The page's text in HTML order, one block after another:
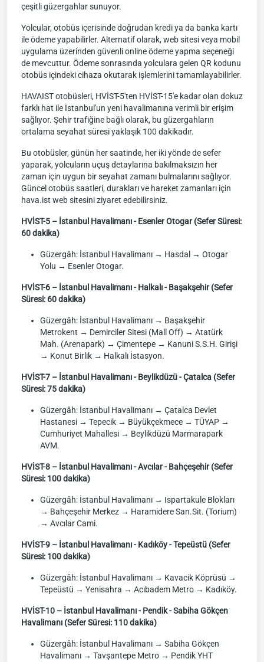
çeşitli güzergahlar sunuyor.
Yolcular, otobüs içerisinde doğrudan kredi ya da banka kartı
ile ödeme yapabilirler. Alternatif olarak, web sitesi veya mobil
uygulama üzerinden güvenli online ödeme yapma seçeneği
de mevcuttur. Ödeme sonrasında yolculara gelen QR kodunu
otobüs içindeki cihaza okutarak işlemlerini tamamlayabilirler.
HAVAIST otobüsleri, HVİST-5'ten HVİST-15'e kadar olan dokuz
farklı hat ile İstanbul'un yeni havalimanına verimli bir erişim
sağlıyor. Şehir trafiğine bağlı olarak, bu güzergahların
ortalama seyahat süresi yaklaşık 100 dakikadır.
Bu otobüsler, günün her saatinde, her iki yönde de sefer
yaparak, yolcuların uçuş detaylarına bakılmaksızın her
zaman için uygun bir seyahat zamanı bulmalarını sağlıyor.
Güncel otobüs saatleri, durakları ve hareket zamanları için
hava.ist web sitesini ziyaret edebilirsiniz.
HVİST-5 – İstanbul Havalimanı - Esenler Otogar (Sefer Süresi:
60 dakika)
Güzergâh: İstanbul Havalimanı → Hasdal → Otogar
Yolu → Esenler Otogar.
HVİST-6 – İstanbul Havalimanı - Halkalı - Başakşehir (Sefer
Süresi: 60 dakika)
Güzergâh: İstanbul Havalimanı → Başakşehir
Metrokent → Demirciler Sitesi (Mall Off) → Atatürk
Mah. (Arenapark) → Çimentepe → Kanuni S.S.H. Girişi
→ Konut Birlik → Halkalı İstasyon.
HVİST-7 – İstanbul Havalimanı - Beylikdüzü - Çatalca (Sefer
Süresi: 75 dakika)
Güzergâh: İstanbul Havalimanı → Çatalca Devlet
Hastanesi → Tepecik → Büyükçekmece → TÜYAP →
Cumhuriyet Mahallesi → Beylikdüzü Marmarapark
AVM.
HVİST-8 – İstanbul Havalimanı - Avcılar - Bahçeşehir (Sefer
Süresi: 100 dakika)
Güzergâh: İstanbul Havalimanı → Ispartakule Blokları
→ Bahçeşehir Merkez → Haramidere San.Sit. (Torium)
→ Avcılar Cami.
HVİST-9 – İstanbul Havalimanı - Kadıköy - Tepeüstü (Sefer
Süresi: 100 dakika)
Güzergâh: İstanbul Havalimanı → Kavacik Köprüsü →
Tepeüstü → Yenisahra → Acıbadem Metro → Kadıköy.
HVİST-10 – İstanbul Havalimanı - Pendik - Sabiha Gökçen
Havalimanı (Sefer Süresi: 110 dakika)
Güzergâh: İstanbul Havalimanı → Sabiha Gökçen
Havalimanı → Tavşantepe Metro → Pendik YHT